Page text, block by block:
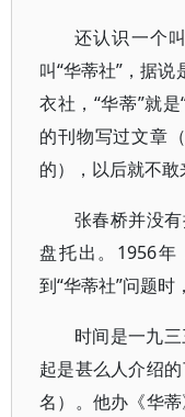
还认识一个
叫“华蒂社”，据说
衣社，“华蒂”就
的刊物写过文章
的），以后就不敢
张春桥并没
盘托出。1956
到“华蒂社”问题时
时间是一九
起是甚么人介绍
名）。他办《华